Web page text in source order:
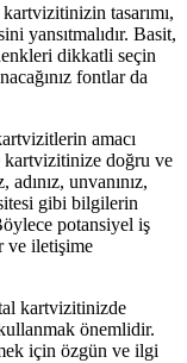
tasarımı,
yansıtmalıdır. Basit,
dikkatli seçin
fontlar da
amacı
kartvizitinize doğru ve
unvanınız,
gibi bilgilerin
potansiyel iş
ve iletişime
kartvizitinizde
önemlidir.
için özgün ve ilgi